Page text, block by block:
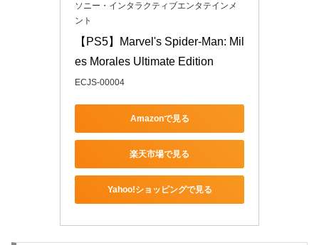
ソニー・インタラクティブエンタテインメ
ント
【PS5】Marvel's Spider-Man: Mil
es Morales Ultimate Edition
ECJS-00004
Amazonで見る
楽天市場で見る
Yahoo!ショッピングで見る